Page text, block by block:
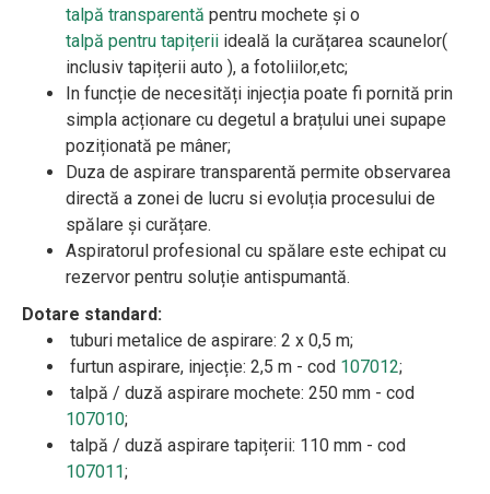
talpă transparentă pentru mochete și o
talpă pentru tapițerii ideală la curățarea scaunelor(
inclusiv tapițerii auto ), a fotoliilor,etc;
In funcție de necesități injecția poate fi pornită prin
simpla acționare cu degetul a brațului unei supape
poziționată pe mâner;
Duza de aspirare transparentă permite observarea
directă a zonei de lucru si evoluția procesului de
spălare și curățare.
Aspiratorul profesional cu spălare este echipat cu
rezervor pentru soluție antispumantă.
Dotare standard:
tuburi metalice de aspirare: 2 x 0,5 m;
furtun aspirare, injecție: 2,5 m - cod 107012;
talpă / duză aspirare mochete: 250 mm - cod
107010;
talpă / duză aspirare tapițerii: 110 mm - cod
107011;